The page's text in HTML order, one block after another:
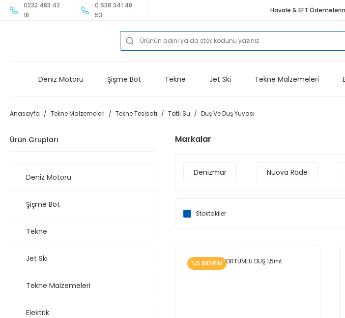
0232 483 42
18
0 536 341 48
53
Havale & EFT
Deniz Motoru Şişme Bot Tekne Jet Ski Tekne Malzemeleri
Anasayfa Tekne Malzemeleri Tekne Tesisatı Tatlı Su Duş Ve Duş Yuvası
Ürün Grupları
Deniz Motoru
Şişme Bot
Tekne
Jet Ski
Tekne Malzemeleri
Elektrik
Markalar
Denizmar Nuova Rade
Stoktakiler
%5 İNDİRİM